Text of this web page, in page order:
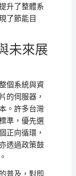
升了整體系
了節能目
未來展
個系統與資
的伺服器，
。許多台灣
準，優先選
正向循環，
透過政策鼓
普及，對即